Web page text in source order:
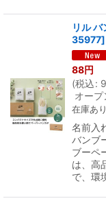
リル
35977]
88円
(税込:
オープ
在庫あり
名前入
バンブ
ブーペ
は、高
で、環